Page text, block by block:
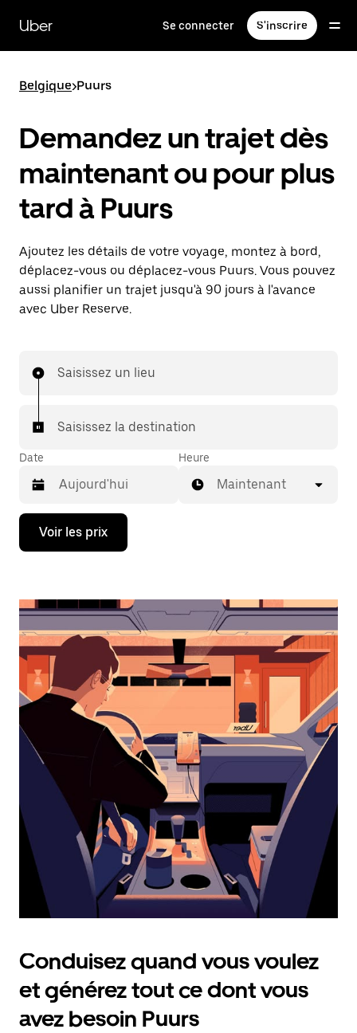
contenu
principal
Uber Se connecter S'inscrire
Belgique>Puurs
Demandez un trajet dès
maintenant ou pour plus
tard à Puurs
Ajoutez les détails de votre voyage, montez à bord,
déplacez-vous ou déplacez-vous Puurs. Vous pouvez
aussi planifier un trajet jusqu'à 90 jours à l'avance
avec Uber Reserve.
Saisissez un lieu
Saisissez la destination
Date
Appuyez
la
bas
ouvrir
le
calendrier
sélectionner
une
date.
Appuyez
sur
touche
pour
fermer
le
calendrier.
Heure
Maintenant
Voir les prix
Conduisez quand vous voulez
et générez tout ce dont vous
avez besoin Puurs